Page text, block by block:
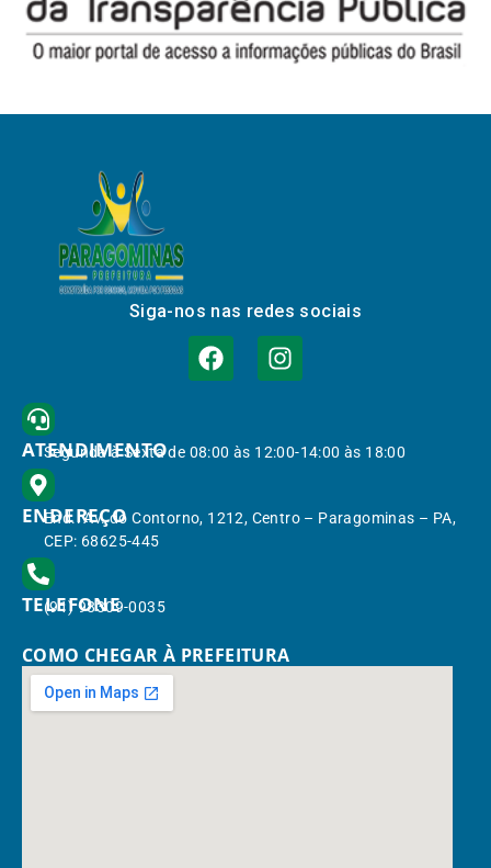
Siga-nos nas redes sociais
ATENDIMENTO
Segunda à Sexta de 08:00 às 12:00-14:00 às 18:00
ENDEREÇO
End.: Av. do Contorno, 1212, Centro – Paragominas – PA,
CEP: 68625-445
TELEFONE
(91) 98309-0035
COMO CHEGAR À PREFEITURA